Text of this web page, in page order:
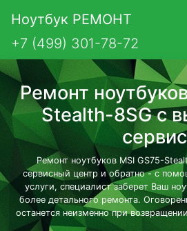
Ноутбук РЕМОНТ
+7 (499) 301-78-72
Ремонт
Stealth-8SG с
сервис
Ремонт ноутбуков MSI GS75-
сервисный центр и обратно - с
услуги, специалист заберет Ваш
более детального ремонта.
останется неизменно при